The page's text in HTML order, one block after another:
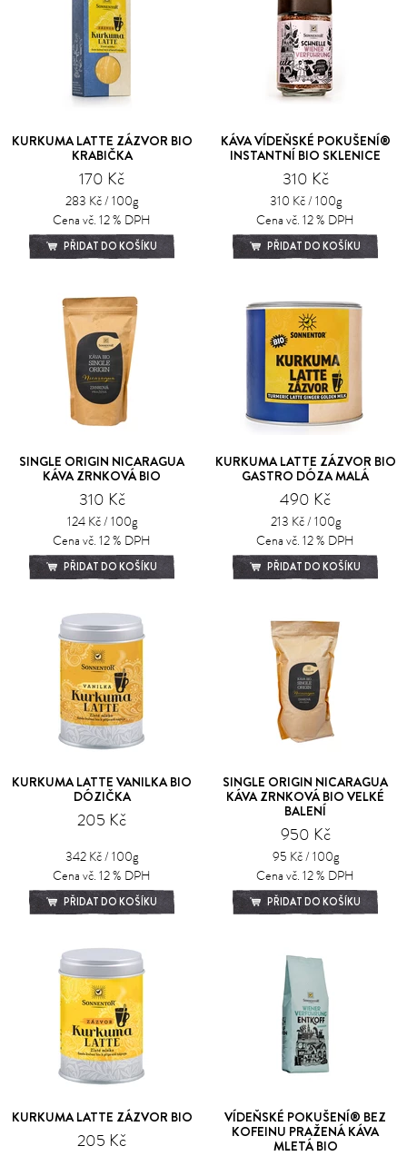
KURKUMA LATTE ZÁZVOR BIO
KRABIČKA
170 Kč
283 Kč / 100g
Cena vč. 12 % DPH
PŘIDAT DO KOŠÍKU
KÁVA VÍDEŇSKÉ POKUŠENÍ®
INSTANTNÍ BIO SKLENICE
310 Kč
310 Kč / 100g
Cena vč. 12 % DPH
PŘIDAT DO KOŠÍKU
SINGLE ORIGIN NICARAGUA
KÁVA ZRNKOVÁ BIO
310 Kč
124 Kč / 100g
Cena vč. 12 % DPH
PŘIDAT DO KOŠÍKU
KURKUMA LATTE ZÁZVOR BIO
GASTRO DÓZA MALÁ
490 Kč
213 Kč / 100g
Cena vč. 12 % DPH
PŘIDAT DO KOŠÍKU
KURKUMA LATTE VANILKA BIO
DÓZIČKA
205 Kč
342 Kč / 100g
Cena vč. 12 % DPH
PŘIDAT DO KOŠÍKU
SINGLE ORIGIN NICARAGUA
KÁVA ZRNKOVÁ BIO VELKÉ
BALENÍ
950 Kč
95 Kč / 100g
Cena vč. 12 % DPH
PŘIDAT DO KOŠÍKU
KURKUMA LATTE ZÁZVOR BIO
205 Kč
VÍDEŇSKÉ POKUŠENÍ® BEZ
KOFEINU PRAŽENÁ KÁVA
MLETÁ BIO